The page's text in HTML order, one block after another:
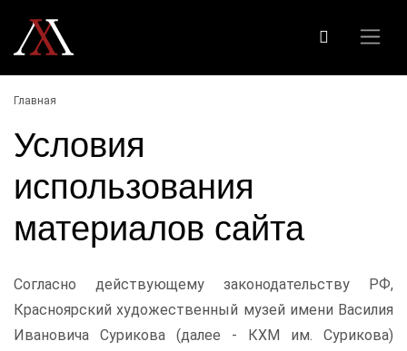
Главная
Условия
использования
материалов сайта
Согласно действующему законодательству РФ,
Красноярский художественный музей имени Василия
Ивановича Сурикова (далее - КХМ им. Сурикова)